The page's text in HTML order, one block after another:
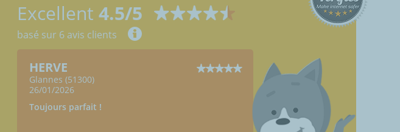
Excellent 4.5/5
basé sur 6 avis clients
HERVE
Glannes (51300)
26/01/2026
Toujours parfait !
HERVE
Glannes (51300)
Tout est parfait comme